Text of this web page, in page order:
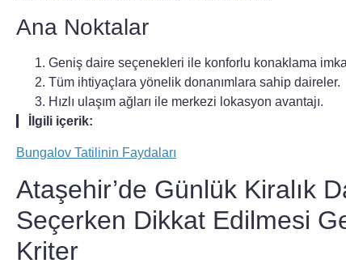
Ana Noktalar
Geniş daire seçenekleri ile konforlu konaklama
Tüm ihtiyaçlara yönelik donanımlara sahip daireler.
Hızlı ulaşım ağları ile merkezi lokasyon avantajı.
İlgili içerik:
Bungalov Tatilinin Faydaları
Ataşehir’de Günlük Kiralık
Seçerken Dikkat Edilmesi
Kriter